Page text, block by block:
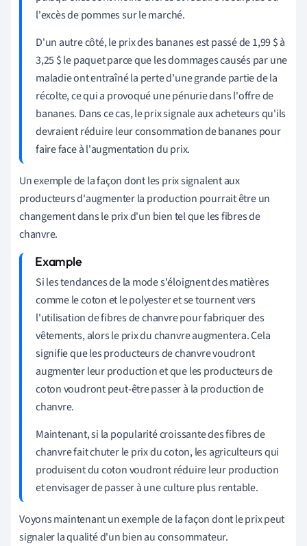
l'excès de pommes sur le marché.
D'un autre côté, le prix des bananes est passé de 1,99 $ à
3,25 $ le paquet parce que les dommages causés par une
maladie ont entraîné la perte d'une grande partie de la
récolte, ce qui a provoqué une pénurie dans l'offre de
bananes. Dans ce cas, le prix signale aux acheteurs qu'ils
devraient réduire leur consommation de bananes pour
faire face à l'augmentation du prix.
Un exemple de la façon dont les prix signalent aux
producteurs d'augmenter la production pourrait être un
changement dans le prix d'un bien tel que les fibres de
chanvre.
Si les tendances de la mode s'éloignent des matières
comme le coton et le polyester et se tournent vers
l'utilisation de fibres de chanvre pour fabriquer des
vêtements, alors le prix du chanvre augmentera. Cela
signifie que les producteurs de chanvre voudront
augmenter leur production et que les producteurs de
coton voudront peut-être passer à la production de
chanvre.
Maintenant, si la popularité croissante des fibres de
chanvre fait chuter le prix du coton, les agriculteurs qui
produisent du coton voudront réduire leur production
et envisager de passer à une culture plus rentable.
Voyons maintenant un exemple de la façon dont le prix peut
signaler la qualité d'un bien au consommateur.